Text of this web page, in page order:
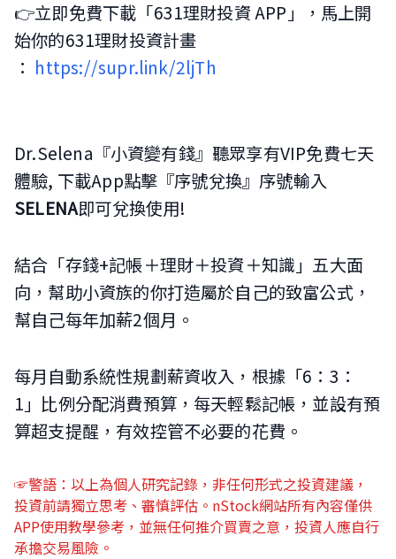
👉立即免費下載「631理財投資 APP」，馬上開
始你的631理財投資計畫
： https://supr.link/2ljTh
Dr.Selena『小資變有錢』聽眾享有VIP免費七天
體驗, 下載App點擊『序號兌換』序號輸入
SELENA即可兌換使用!
結合「存錢+記帳＋理財＋投資＋知識」五大面
向，幫助小資族的你打造屬於自己的致富公式，
幫自己每年加薪2個月。
每月自動系統性規劃薪資收入，根據「6：3：
1」比例分配消費預算，每天輕鬆記帳，並設有預
算超支提醒，有效控管不必要的花費。
☞警語：以上為個人研究記錄，非任何形式之投資建議，
投資前請獨立思考、審慎評估。nStock網站所有內容僅供
APP使用教學參考，並無任何推介買賣之意，投資人應自行
承擔交易風險。